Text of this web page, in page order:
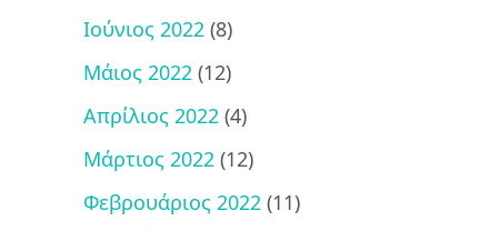
Ιούνιος 2022 (8)
Μάιος 2022 (12)
Απρίλιος 2022 (4)
Μάρτιος 2022 (12)
Φεβρουάριος 2022 (11)